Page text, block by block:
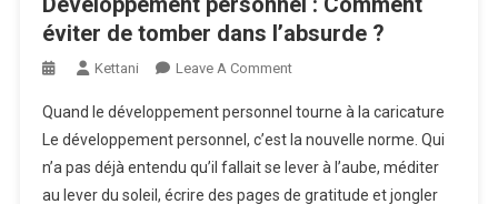
éviter de tomber dans l’absurde ?
Kettani Leave A CommentOn
Personnel
:
Comment
Éviter
Quand le développement personnel tourne à la caricature
Le développement personnel, c’est la nouvelle norme. Qui
n’a pas déjà entendu qu’il fallait se lever à l’aube, méditer
au lever du soleil, écrire des pages de gratitude et jongler